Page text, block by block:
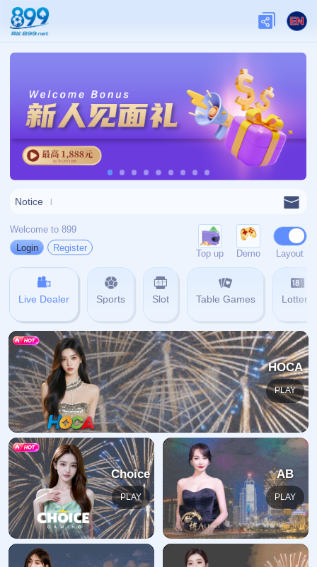
关于我们
关于九游娱乐
查看更多
网站首页 404
地址:
福建省漳州市芗城区石亭镇